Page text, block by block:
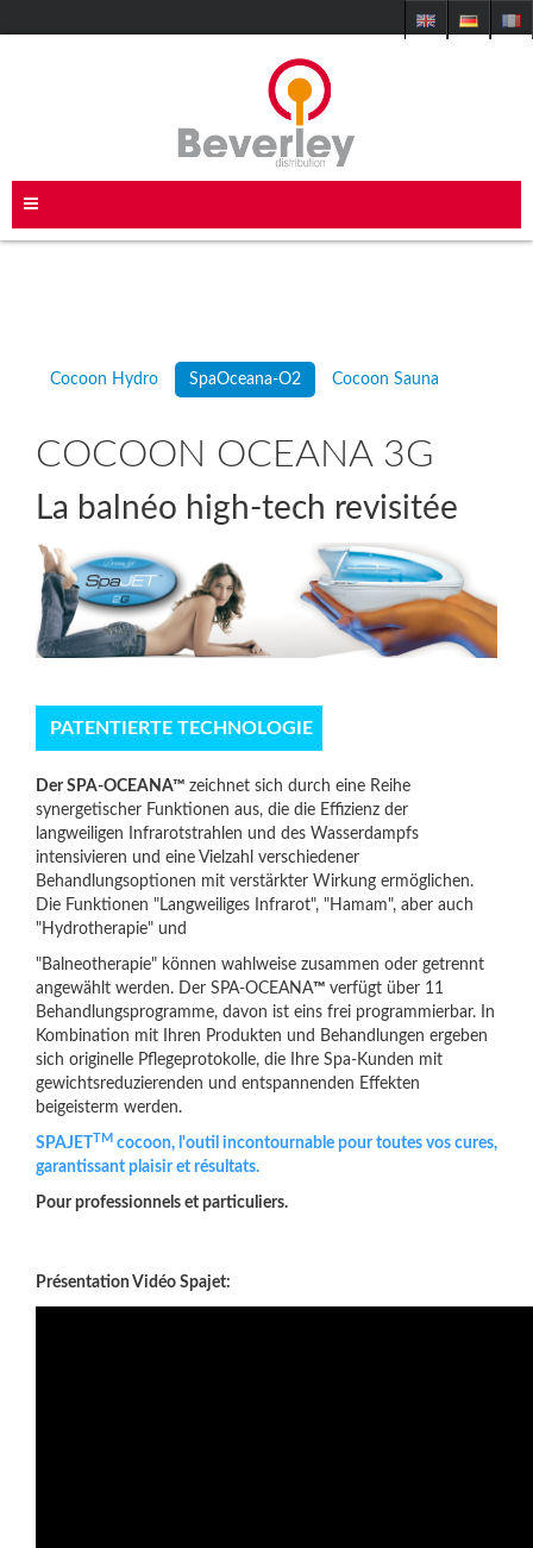
Cocoon Hydro SpaOceana-O2 Cocoon Sauna
COCOON OCEANA 3G
La balnéo high-tech revisitée
PATENTIERTE TECHNOLOGIE
Der SPA-OCEANA™ zeichnet sich durch eine Reihe
synergetischer Funktionen aus, die die Effizienz der
langweiligen Infrarotstrahlen und des Wasserdampfs
intensivieren und eine Vielzahl verschiedener
Behandlungsoptionen mit verstärkter Wirkung ermöglichen.
Die Funktionen "Langweiliges Infrarot", "Hamam", aber auch
"Hydrotherapie" und
"Balneotherapie" können wahlweise zusammen oder getrennt
angewählt werden. Der SPA-OCEANA™ verfügt über 11
Behandlungsprogramme, davon ist eins frei programmierbar. In
Kombination mit Ihren Produkten und Behandlungen ergeben
sich originelle Pflegeprotokolle, die Ihre Spa-Kunden mit
gewichtsreduzierenden und entspannenden Effekten
beigeisterm werden.
SPAJET TM cocoon, l'outil incontournable pour toutes vos cures,
garantissant plaisir et résultats.
Pour professionnels et particuliers.
Présentation Vidéo Spajet: